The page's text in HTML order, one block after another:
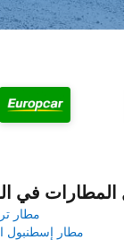
المطارات في
مطار
مطار إسطنبول